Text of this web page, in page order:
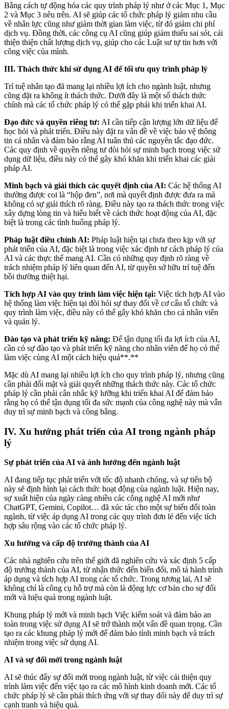
Bằng cách tự động hóa các quy trình pháp lý như ở các Mục 1, Mục
2 và Mục 3 nêu trên. AI sẽ giúp các tổ chức pháp lý giảm nhu cầu
về nhân lực cũng như giảm thời gian làm việc, từ đó giảm chi phí
dịch vụ. Đồng thời, các công cụ AI cũng giúp giảm thiểu sai sót, cải
thiện thiện chất lượng dịch vụ, giúp cho các Luật sư tự tin hơn với
công việc của mình.
III. Thách thức khi sử dụng AI để tối ưu quy trình pháp lý
Trí tuệ nhân tạo đã mang lại nhiều lợi ích cho ngành luật, nhưng
cũng đặt ra không ít thách thức. Dưới đây là một số thách thức
chính mà các tổ chức pháp lý có thể gặp phải khi triển khai AI.
Đạo đức và quyền riêng tư: AI cần tiếp cận lượng lớn dữ liệu để
học hỏi và phát triển. Điều này đặt ra vấn đề về việc bảo vệ thông
tin cá nhân và đảm bảo rằng AI tuân thủ các nguyên tắc đạo đức.
Các quy định về quyền riêng tư đòi hỏi sự minh bạch trong việc sử
dụng dữ liệu, điều này có thể gây khó khăn khi triển khai các giải
pháp AI.
Minh bạch và giải thích các quyết định của AI: Các hệ thống AI
thường được coi là “hộp đen”, nơi mà quyết định được đưa ra mà
không có sự giải thích rõ ràng. Điều này tạo ra thách thức trong việc
xây dựng lòng tin và hiểu biết về cách thức hoạt động của AI, đặc
biệt là trong các tình huống pháp lý.
Pháp luật điều chỉnh AI: Pháp luật hiện tại chưa theo kịp với sự
phát triển của AI, đặc biệt là trong việc xác định tư cách pháp lý của
AI và các thực thể mang AI. Cần có những quy định rõ ràng về
trách nhiệm pháp lý liên quan đến AI, từ quyền sở hữu trí tuệ đến
bồi thường thiệt hại.
Tích hợp AI vào quy trình làm việc hiện tại: Việc tích hợp AI vào
hệ thống làm việc hiện tại đòi hỏi sự thay đổi về cơ cấu tổ chức và
quy trình làm việc, điều này có thể gây khó khăn cho cả nhân viên
và quản lý.
Đào tạo và phát triển kỹ năng: Để tận dụng tối đa lợi ích của AI,
cần có sự đào tạo và phát triển kỹ năng cho nhân viên để họ có thể
làm việc cùng AI một cách hiệu quả**.**
Mặc dù AI mang lại nhiều lợi ích cho quy trình pháp lý, nhưng cũng
cần phải đối mặt và giải quyết những thách thức này. Các tổ chức
pháp lý cần phải cân nhắc kỹ lưỡng khi triển khai AI để đảm bảo
rằng họ có thể tận dụng tối đa sức mạnh của công nghệ này mà vẫn
duy trì sự minh bạch và công bằng.
IV. Xu hướng phát triển của AI trong ngành pháp
lý
Sự phát triển của AI và ảnh hưởng đến ngành luật
AI đang tiếp tục phát triển với tốc độ nhanh chóng, và sự tiến bộ
này sẽ định hình lại cách thức hoạt động của ngành luật. Hiện nay,
sự xuất hiện của ngày càng nhiều các công nghệ AI mới như
ChatGPT, Gemini, Copilot… đã xúc tác cho một sự biến đổi toàn
ngành, từ việc áp dụng AI trong các quy trình đơn lẻ đến việc tích
hợp sâu rộng vào các tổ chức pháp lý.
Xu hướng và cấp độ trưởng thành của AI
Các nhà nghiên cứu trên thế giới đã nghiên cứu và xác định 5 cấp
độ trưởng thành của AI, từ nhận thức đến biến đổi, mô tả hành trình
áp dụng và tích hợp AI trong các tổ chức. Trong tương lai, AI sẽ
không chỉ là công cụ hỗ trợ mà còn là động lực cơ bản cho sự đổi
mới và hiệu quả trong ngành luật.
Khung pháp lý mới và minh bạch Việc kiểm soát và đảm bảo an
toàn trong việc sử dụng AI sẽ trở thành một vấn đề quan trọng. Cần
tạo ra các khung pháp lý mới để đảm bảo tính minh bạch và trách
nhiệm trong việc sử dụng AI.
AI và sự đổi mới trong ngành luật
AI sẽ thúc đẩy sự đổi mới trong ngành luật, từ việc cải thiện quy
trình làm việc đến việc tạo ra các mô hình kinh doanh mới. Các tổ
chức pháp lý sẽ cần phải thích ứng với sự thay đổi này để duy trì sự
cạnh tranh và hiệu quả.